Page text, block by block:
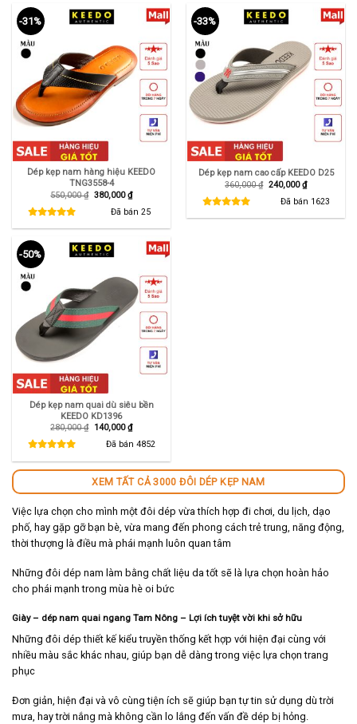
-31%
Dép kẹp nam hàng hiệu KEEDO
TNG3558-4
550,000₫ Giá
550,000 ₫.
380,000₫Giá
hiện
tại
là:
Đã bán 25
-33%
Dép kẹp nam cao cấp KEEDO D25
360,000₫ Giá
360,000 ₫.
240,000₫Giá
hiện
tại
là:
Đã bán 1623
-50%
Dép kẹp nam quai dù siêu bền
KEEDO KD1396
280,000₫ Giá
140,000₫Giá
hiện
tại
Đã bán 4852
XEM TẤT CẢ 3000 ĐÔI DÉP KẸP NAM
Việc lựa chọn cho mình một đôi dép vừa thích hợp đi chơi, du lịch, dạo
phố, hay gặp gỡ bạn bè, vừa mang đến phong cách trẻ trung, năng động,
thời thượng là điều mà phái mạnh luôn quan tâm
Những đôi dép nam làm bằng chất liệu da tốt sẽ là lựa chọn hoàn hảo
cho phái mạnh trong mùa hè oi bức
Giày – dép nam quai ngang Tam Nông – Lợi ích tuyệt vời khi sở hữu
Những đôi dép thiết kế kiểu truyền thống kết hợp với hiện đại cùng với
nhiều màu sắc khác nhau, giúp bạn dễ dàng trong việc lựa chọn trang
phục
Đơn giản, hiện đại và vô cùng tiện ích sẽ giúp bạn tự tin sử dụng dù trời
mưa, hay trời nắng mà không cần lo lắng đến vấn đề dép bị hỏng.